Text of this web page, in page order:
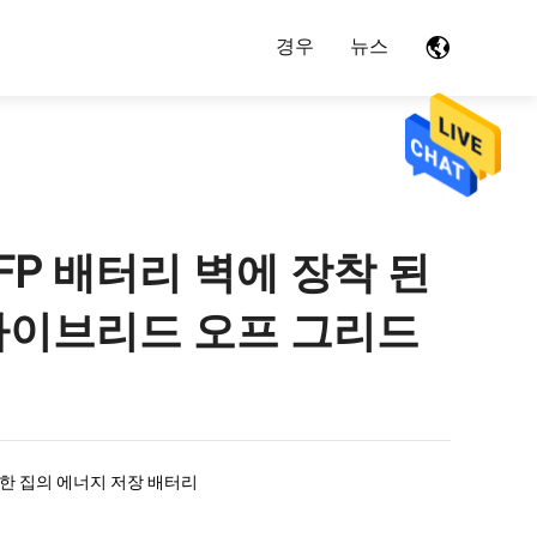
경우 뉴스
배터리 벽에 장착 된
브리드 오프 그리드
집의 에너지 저장 배터리